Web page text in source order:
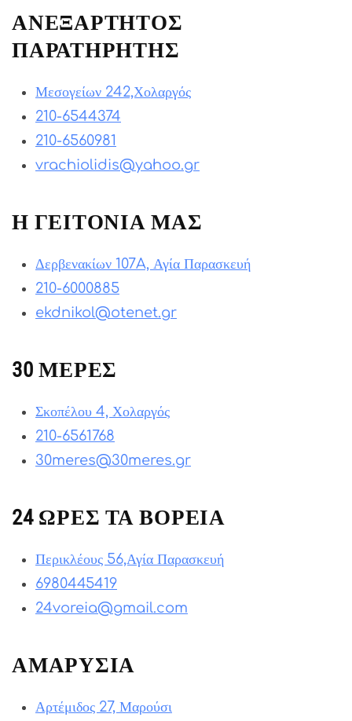
ΑΝΕΞΑΡΤΗΤΟΣ
ΠΑΡΑΤΗΡΗΤΗΣ
Μεσογείων 242,Χολαργός
210-6544374
210-6560981
vrachiolidis@yahoo.gr
Η ΓΕΙΤΟΝΙΑ ΜΑΣ
Δερβενακίων 107A, Αγία Παρασκευή
210-6000885
ekdnikol@otenet.gr
30 ΜΕΡΕΣ
Σκοπέλου 4, Χολαργός
210-6561768
30meres@30meres.gr
24 ΩΡΕΣ ΤΑ ΒΟΡΕΙΑ
Περικλέους 56,Αγία Παρασκευή
6980445419
24voreia@gmail.com
ΑΜΑΡΥΣΙΑ
Αρτέμιδος 27, Μαρούσι